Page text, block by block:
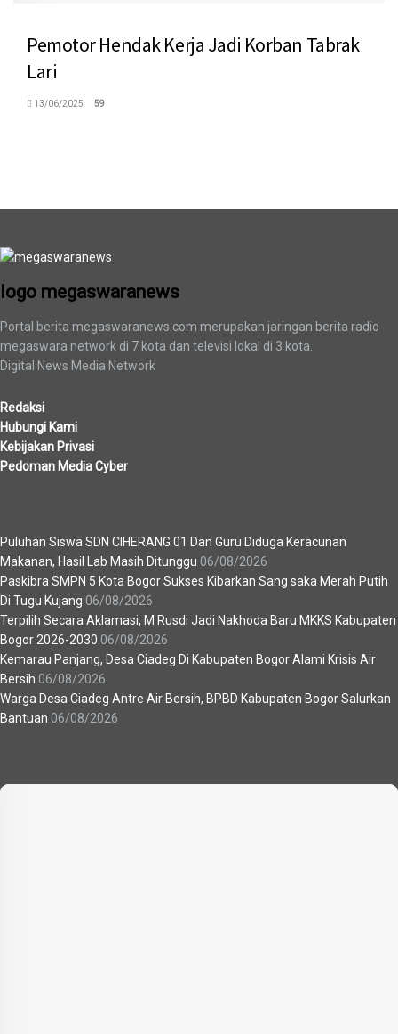
Pemotor Hendak Kerja Jadi Korban Tabrak
Lari
13/06/2025 59
logo megaswaranews
Portal berita megaswaranews.com merupakan jaringan berita radio
megaswara network di 7 kota dan televisi lokal di 3 kota.
Digital News Media Network
Redaksi
Hubungi Kami
Kebijakan Privasi
Pedoman Media Cyber
Puluhan Siswa SDN CIHERANG 01 Dan Guru Diduga Keracunan
Makanan, Hasil Lab Masih Ditunggu 06/08/2026
Paskibra SMPN 5 Kota Bogor Sukses Kibarkan Sang saka Merah Putih
Di Tugu Kujang 06/08/2026
Terpilih Secara Aklamasi, M Rusdi Jadi Nakhoda Baru MKKS Kabupaten
Bogor 2026-2030 06/08/2026
Kemarau Panjang, Desa Ciadeg Di Kabupaten Bogor Alami Krisis Air
Bersih 06/08/2026
Warga Desa Ciadeg Antre Air Bersih, BPBD Kabupaten Bogor Salurkan
Bantuan 06/08/2026